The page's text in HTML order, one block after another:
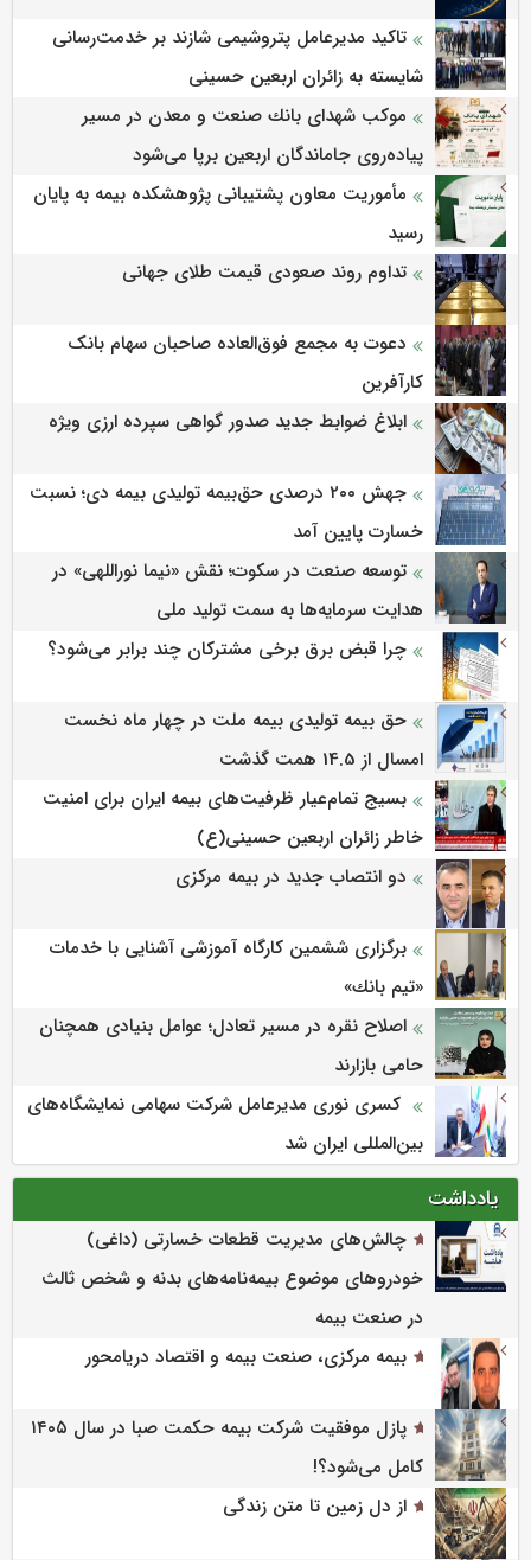
تاکید مدیرعامل پتروشیمی شازند بر خدمت‌رسانی
شایسته به زائران اربعین حسینی
موكب شهدای بانك صنعت و معدن در مسیر
پیاده‌روی جاماندگان اربعین برپا می‌شود
مأموریت معاون پشتیبانی پژوهشكده بیمه به پایان
رسید
تداوم روند صعودی قیمت طلای جهانی
دعوت به مجمع فوق‌العاده صاحبان سهام بانک
کارآفرین
ابلاغ ضوابط جدید صدور گواهی سپرده ارزی ویژه
جهش ۲۰۰ درصدی حق‌بیمه تولیدی بیمه دی؛ نسبت
خسارت پایین آمد
توسعه صنعت در سکوت؛ نقش «نیما نوراللهی» در
هدایت سرمایه‌ها به سمت تولید ملی
چرا قبض برق برخی مشترکان چند برابر می‌شود؟
حق بیمه تولیدی بیمه ملت در چهار ماه نخست
امسال از 14.5 همت گذشت
بسیج تمام‌عیار ظرفیت‌های بیمه ایران برای امنیت
خاطر زائران اربعین حسینی(ع)
دو انتصاب جدید در بیمه مرکزی
برگزاری ششمین كارگاه آموزشی آشنایی با خدمات
«تیم بانك»
اصلاح نقره در مسیر تعادل؛ عوامل بنیادی همچنان
حامی بازارند
کسری نوری مدیرعامل شرکت سهامی نمایشگاه‌های
بین‌المللی ایران شد
یادداشت
چالش‌های مدیریت قطعات خسارتی (داغی)
خودروهای موضوع بیمه‌نامه‌های بدنه و شخص ثالث
در صنعت بیمه
بیمه مرکزی، صنعت بیمه و اقتصاد دریامحور
پازل موفقیت شرکت بیمه حکمت صبا در سال ۱۴۰۵
کامل می‌شود؟!
از دل زمین تا متن زندگی